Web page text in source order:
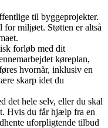
til byggeprojekter.
for miljøet. Støtten er altså
forløb med dit
køreplan,
hvornår, inklusiv en
skarp idet du
det hele selv, eller du skal
Hvis du får hjælp fra en
uforpligtende tilbud